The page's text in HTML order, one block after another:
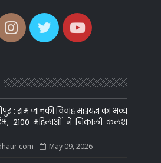
: राम जानकी विवाह महायज्ञ का भव्य
2100 महिलाओं ने निकाली कलश
May 09, 2026